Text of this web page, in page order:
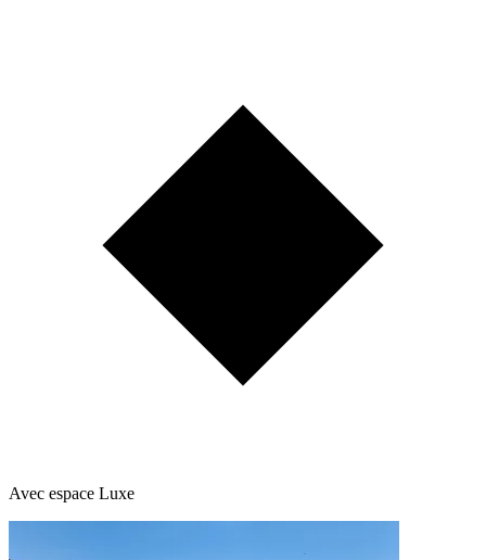
Avec espace Luxe